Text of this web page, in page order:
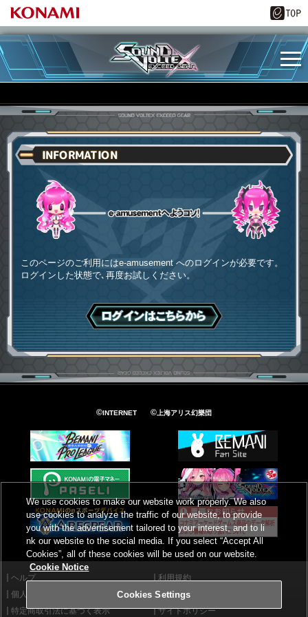
INFORMATION
このページのご利用にはe-amusement へのログインが必要です。
ログインした状態で､再度お試しください。
ログインはこちら
©INTERNET ©上海アリス幻樂団
ヘルプ
利用規約
個人情報等保護方針
外部送信について
特定商取引法に基づく表示
サイトポリシー
We use cookies to make our website work properly. We also
use cookies to analyze the traffic of our website, to provide
you with the advertisement tailored to your interest, and to li
nk our website to the social media. If you select “Accept All
Cookies”, all of these cookies will be used on our website.
Cookie Notice
Cookies Settings